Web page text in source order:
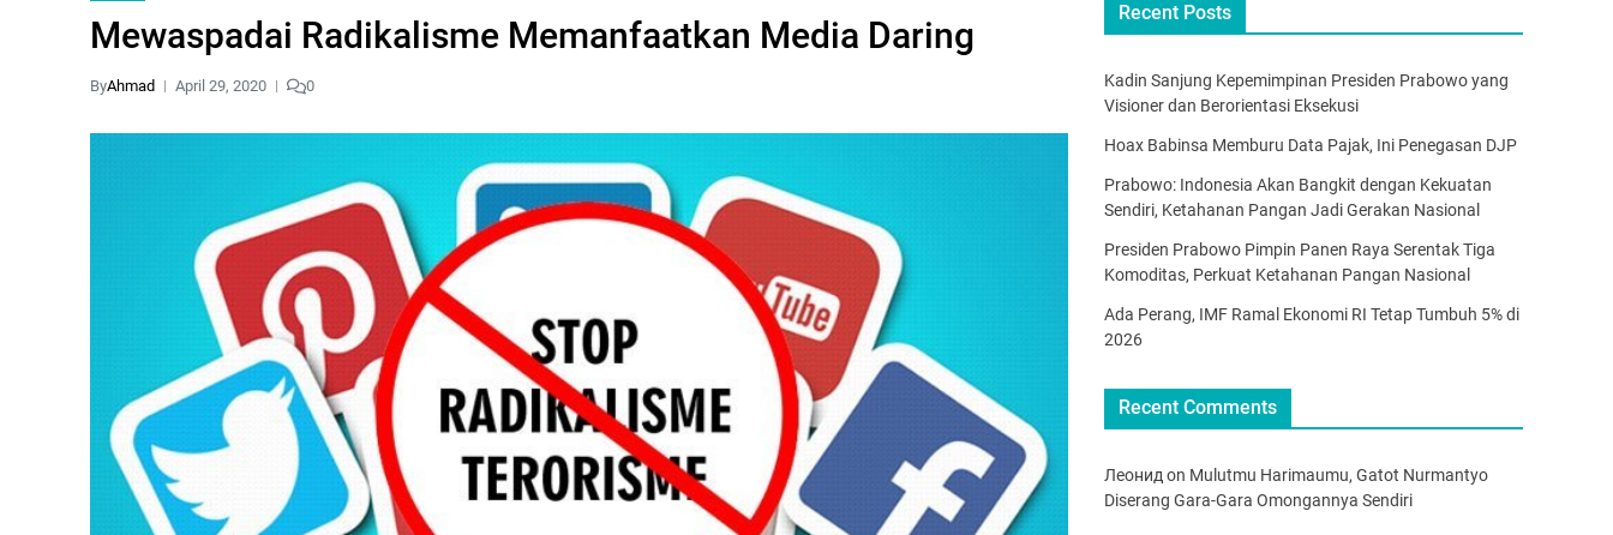
Mewaspadai Radikalisme Memanfaatkan Media Daring
ByAhmad April 29, 2020 0
Recent Posts
Kadin Sanjung Kepemimpinan Presiden Prabowo yang
Visioner dan Berorientasi Eksekusi
Hoax Babinsa Memburu Data Pajak, Ini Penegasan DJP
Prabowo: Indonesia Akan Bangkit dengan Kekuatan
Sendiri, Ketahanan Pangan Jadi Gerakan Nasional
Presiden Prabowo Pimpin Panen Raya Serentak Tiga
Komoditas, Perkuat Ketahanan Pangan Nasional
Ada Perang, IMF Ramal Ekonomi RI Tetap Tumbuh 5% di
2026
Recent Comments
Леонид on Mulutmu Harimaumu, Gatot Nurmantyo
Diserang Gara-Gara Omongannya Sendiri